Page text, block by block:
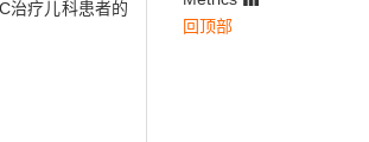
治疗儿科患者的
回顶部